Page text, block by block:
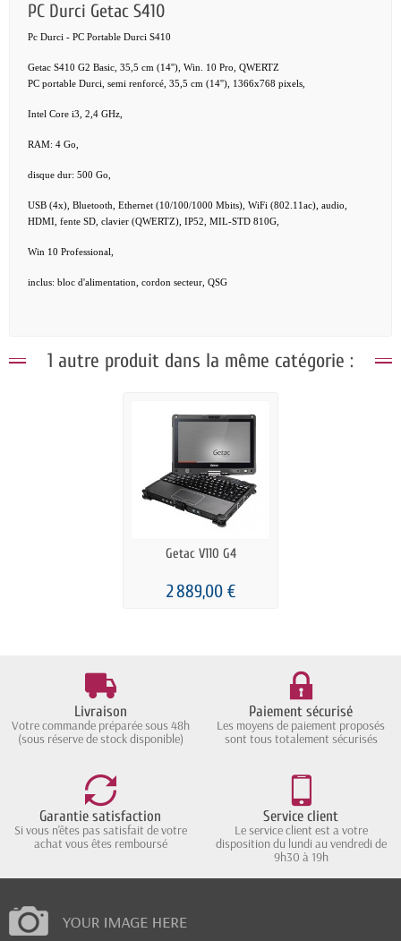
PC Durci Getac S410
Pc Durci - PC Portable Durci S410
Getac S410 G2 Basic, 35,5 cm (14''), Win. 10 Pro, QWERTZ
PC portable Durci, semi renforcé, 35,5 cm (14''), 1366x768 pixels,
Intel Core i3, 2,4 GHz,
RAM: 4 Go,
disque dur: 500 Go,
USB (4x), Bluetooth, Ethernet (10/100/1000 Mbits), WiFi (802.11ac), audio,
HDMI, fente SD, clavier (QWERTZ), IP52, MIL-STD 810G,
Win 10 Professional,
inclus: bloc d'alimentation, cordon secteur, QSG
1 autre produit dans la même catégorie :
Getac V110 G4
2 889,00 €
Livraison
Votre commande préparée sous 48h
(sous réserve de stock disponible)
Paiement sécurisé
Les moyens de paiement proposés
sont tous totalement sécurisés
Garantie satisfaction
Si vous n'êtes pas satisfait de votre
achat vous êtes remboursé
Service client
Le service client est a votre
disposition du lundi au vendredi de
9h30 à 19h